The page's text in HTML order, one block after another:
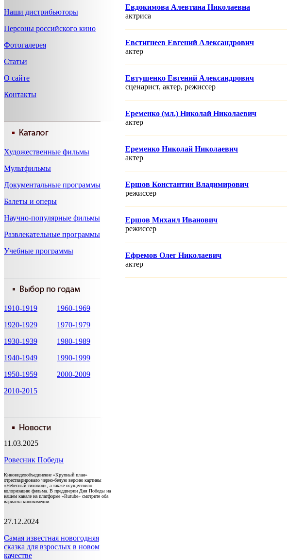
Наши дистрибьюторы
Персоны российского кино
Фотогалерея
Статьи
О сайте
Контакты
Художественные фильмы
Мультфильмы
Документальные программы
Балеты и оперы
Научно-популярные фильмы
Развлекательные программы
Учебные программы
1910-1919
1960-1969
1920-1929
1970-1979
1930-1939
1980-1989
1940-1949
1990-1999
1950-1959
2000-2009
2010-2015
11.03.2025
Ровесник Победы
Киновидеообъединение «Крупный план»
отреставрировало черно-белую версию картины
«Небесный тихоход», а также осуществило
колоризацию фильма. В преддверии Дня Победы на
нашем канале на платформе «Rutube» смотрите оба
варианта кинокомедии.
27.12.2024
Самая известная новогодняя
сказка для взрослых в новом
качестве
Евдокимова Алевтина Николаевна
актриса
Евстигнеев Евгений Александрович
актер
Евтушенко Евгений Александрович
сценарист, актер, режисcер
Еременко (мл.) Николай Николаевич
актер
Еременко Николай Николаевич
актер
Ершов Константин Владимирович
режисcер
Ершов Михаил Иванович
режисcер
Ефремов Олег Николаевич
актер